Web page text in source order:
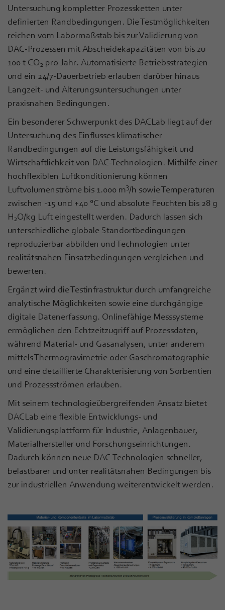
Untersuchung kompletter Prozessketten unter
definierten Randbedingungen. Die Testmöglichkeiten
reichen vom Labormaßstab bis zur Validierung von
DAC-Prozessen mit Abscheidekapazitäten von bis zu
100 t CO2 pro Jahr. Automatisierte Betriebsstrategien
und ein 24/7-Dauerbetrieb erlauben darüber hinaus
Langzeit- und Alterungsuntersuchungen unter
praxisnahen Bedingungen.
Ein besonderer Schwerpunkt des DACLab liegt auf der
Untersuchung des Einflusses klimatischer
Randbedingungen auf die Leistungsfähigkeit und
Wirtschaftlichkeit von DAC-Technologien. Mithilfe einer
hochflexiblen Luftkonditionierung können
Luftvolumenströme bis 1.000 m3/h sowie Temperaturen
zwischen -15 und +40 °C und absolute Feuchten bis 28 g
H2O/kg Luft eingestellt werden. Dadurch lassen sich
unterschiedliche globale Standortbedingungen
reproduzierbar abbilden und Technologien unter
realitätsnahen Einsatzbedingungen vergleichen und
bewerten.
Ergänzt wird die Testinfrastruktur durch umfangreiche
analytische Möglichkeiten sowie eine durchgängige
digitale Datenerfassung. Onlinefähige Messsysteme
ermöglichen den Echtzeitzugriff auf Prozessdaten,
während Material- und Gasanalysen, unter anderem
mittels Thermogravimetrie oder Gaschromatographie
und eine detaillierte Charakterisierung von Sorbentien
und Prozessströmen erlauben.
Mit seinem technologieübergreifenden Ansatz bietet
DACLab eine flexible Entwicklungs- und
Validierungsplattform für Industrie, Anlagenbauer,
Materialhersteller und Forschungseinrichtungen.
Dadurch können neue DAC-Technologien schneller,
belastbarer und unter realitätsnahen Bedingungen bis
zur industriellen Anwendung weiterentwickelt werden.